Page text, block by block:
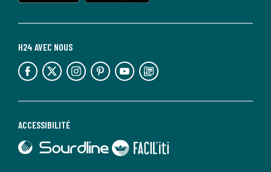
ACCESSIBILITÉ
lien vers Sourdline
lien vers Faciliti
H24 AVEC NOUS
lien vers l'espace réseaux sociaux lien vers l'espace réseaux sociaux lien vers l'espace réseaux sociaux lien vers l'espace réseaux sociaux lien vers l'espace réseaux sociaux lien vers le blog la redoute